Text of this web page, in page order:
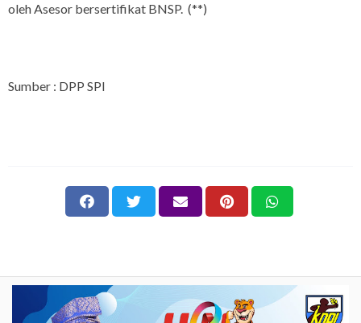
oleh Asesor bersertifikat BNSP. (**)
Sumber : DPP SPI